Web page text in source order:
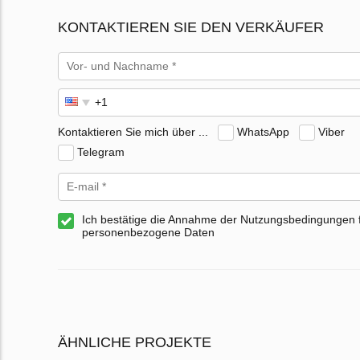
KONTAKTIEREN SIE DEN VERKÄUFER
Kontaktieren Sie mich über ... WhatsApp
Viber
Telegram
Ich bestätige die Annahme der Nutzungsbedingungen
personenbezogene Daten
ÄHNLICHE PROJEKTE